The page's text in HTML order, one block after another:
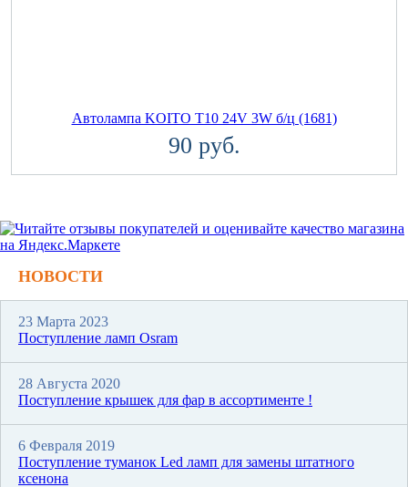
Автолампа KOITO T10 24V 3W б/ц (1681)
90 руб.
НОВОСТИ
23 Марта 2023
Поступление ламп Osram
28 Августа 2020
Поступление крышек для фар в ассортименте !
6 Февраля 2019
Поступление туманок Led ламп для замены штатного
ксенона